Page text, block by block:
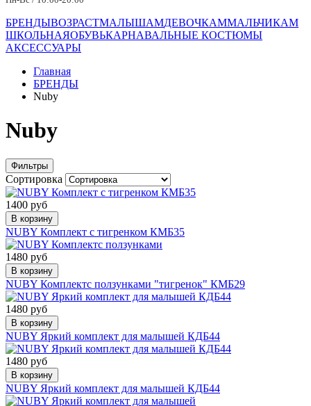
БРЕНДЫВОЗРАСТМАЛЫШАМДЕВОЧКАММАЛЬЧИКАМ
ШКОЛЬНАЯОБУВЬКАРНАВАЛЬНЫЕ КОСТЮМЫ
АКСЕССУАРЫ
Главная
БРЕНДЫ
Nuby
Nuby
Фильтры
Сортировка
1400 руб
В корзину
NUBY Комплект с тигренком КМБ35
1480 руб
В корзину
NUBY Комплектс ползунками "тигренок" КМБ29
1480 руб
В корзину
NUBY Яркий комплект для малышей КДБ44
1480 руб
В корзину
NUBY Яркий комплект для малышей КДБ44